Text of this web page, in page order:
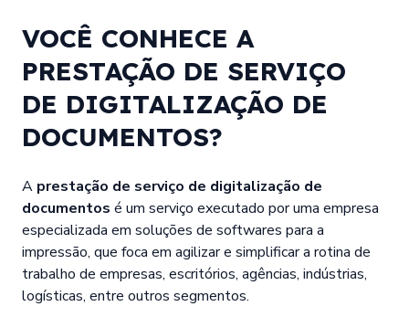
VOCÊ CONHECE A
PRESTAÇÃO DE SERVIÇO
DE DIGITALIZAÇÃO DE
DOCUMENTOS?
A prestação de serviço de digitalização de
documentos é um serviço executado por uma empresa
especializada em soluções de softwares para a
impressão, que foca em agilizar e simplificar a rotina de
trabalho de empresas, escritórios, agências, indústrias,
logísticas, entre outros segmentos.